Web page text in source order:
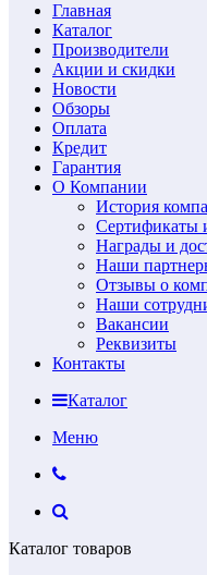
Главная
Каталог
Производители
Акции и скидки
Новости
Обзоры
Оплата
Кредит
Гарантия
О Компании
История
Сертификаты
Награды и
Наши
Отзывы о
Наши
Вакансии
Реквизиты
Контакты
Каталог
Меню
Каталог товаров